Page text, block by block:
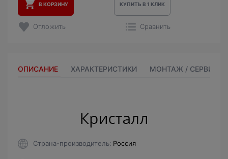
В КОРЗИНУ КУПИТЬ В 1 КЛИК
Отложить Сравнить
ОПИСАНИЕ ХАРАКТЕРИСТИКИ МОНТАЖ / СЕРВИС
Страна-производитель Россия